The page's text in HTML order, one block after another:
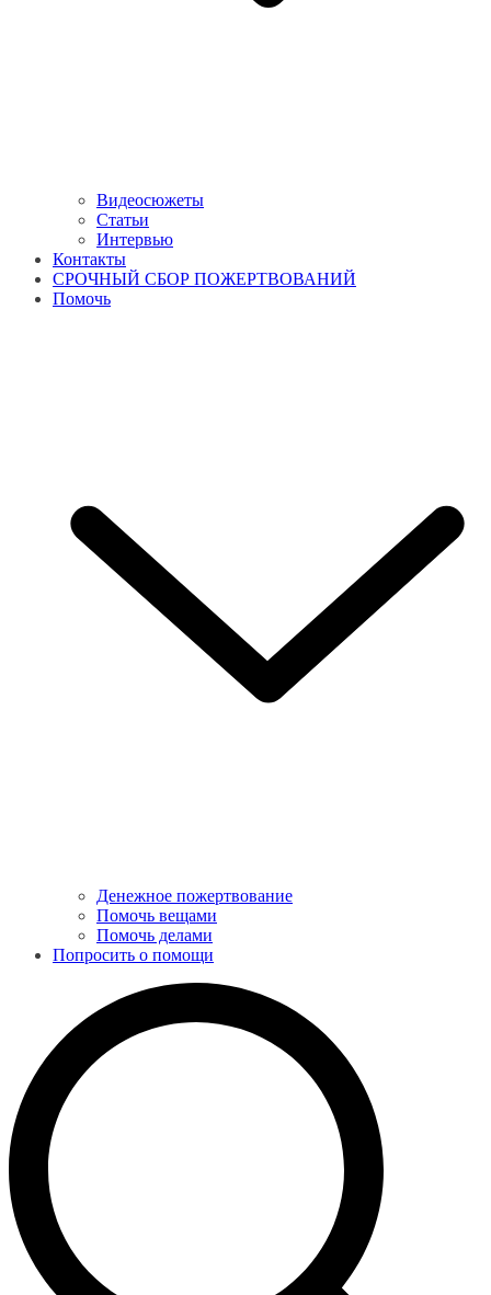
Видеосюжеты
Статьи
Интервью
Контакты
СРОЧНЫЙ СБОР ПОЖЕРТВОВАНИЙ
Помочь
Денежное пожертвование
Помочь вещами
Помочь делами
Попросить о помощи